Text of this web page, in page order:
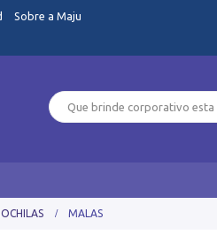
Sobre a Maju
MALAS